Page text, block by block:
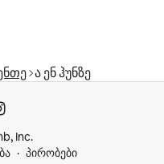
ა ენ ჰუნზე
Inc.
პირობები